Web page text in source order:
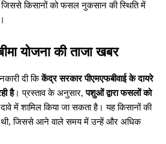
किसानों को फसल नुकसान की स्थिति में
योजना की ताजा खबर
दी किकेंद्र सरकार पीएमएफबीवाई के दायरे
है। प्रस्ताव के अनुसार,पशुओं द्वारा फसलों को
दावे में शामिल किया जा सकता है। यह किसानों की
जिससे आने वाले समय में उन्हें और अधिक